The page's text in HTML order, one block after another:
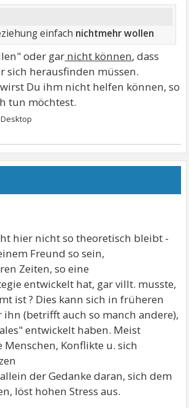
einfach nichtmehr wollen
oder gar nicht können, dass
sich herausfinden müssen.
Du ihm nicht helfen können, so
tun möchtest.
hier nicht so theoretisch bleibt -
Freund so sein,
Zeiten, so eine
entwickelt hat, gar villt. musste,
ist ? Dies kann sich in früheren
ihn (betrifft auch so manch andere),
entwickelt haben. Meist
Menschen, Konflikte u. sich
der Gedanke daran, sich dem
löst hohen Stress aus.